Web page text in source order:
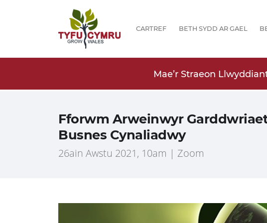
CARTREF BETH SYDD AR GAEL
Mae’r Straeon
Fforwm Arweinwyr
Busnes Cynaliadwy
26ain Awstu 2021, 10am | Zoom